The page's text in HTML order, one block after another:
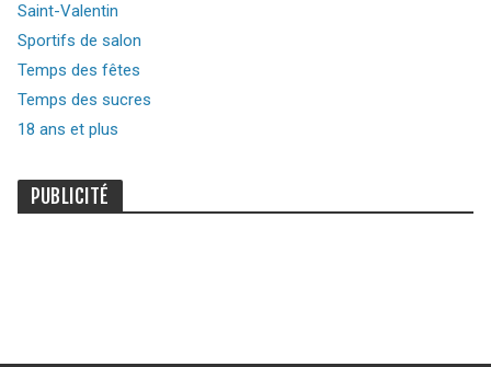
Saint-Valentin
Sportifs de salon
Temps des fêtes
Temps des sucres
18 ans et plus
PUBLICITÉ